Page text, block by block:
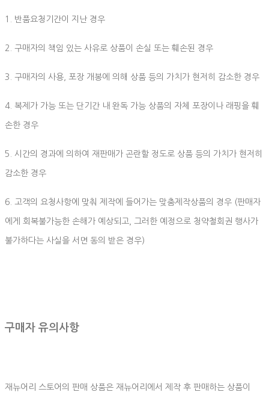
1. 반품요청기간이 지난 경우
2. 구매자의 책임 있는 사유로 상품이 손실 또는 훼손된 경우
3. 구매자의 사용, 포장 개봉에 의해 상품 등의 가치가 현저히 감소한 경우
4. 복제가 가능 또는 단기간 내 완독 가능 상품의 자체 포장이나 래핑을 훼
손한 경우
5. 시간의 경과에 의하여 재판매가 곤란할 정도로 상품 등의 가치가 현저히
감소한 경우
6. 고객의 요청사항에 맞춰 제작에 들어가는 맞춤제작상품의 경우 (판매자
에게 회복불가능한 손해가 예상되고, 그러한 예정으로 청약철회권 행사가
불가하다는 사실을 서면 동의 받은 경우)
구매자 유의사항
재뉴어리 스토어의 판매 상품은 재뉴어리에서 제작 후 판매하는 상품이